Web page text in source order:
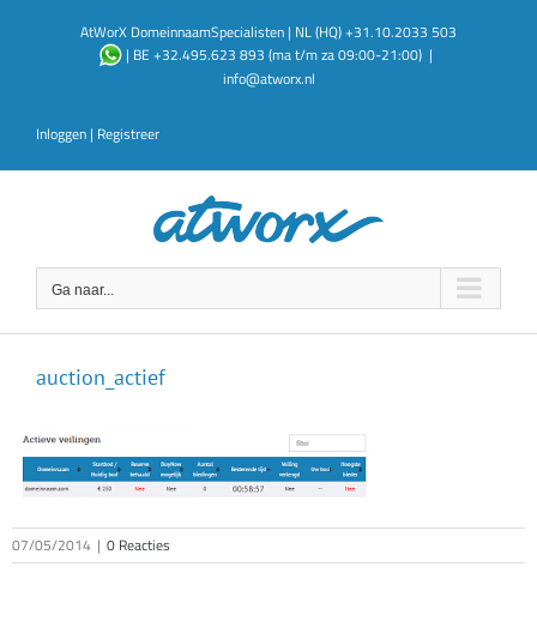
AtWorX DomeinnaamSpecialisten | NL (HQ) +31.10.2033 503
| BE +32.495.623 893 (ma t/m za 09:00-21:00) |
info@atworx.nl
Inloggen | Registreer
Ga naar...
auction_actief
07/05/2014 | 0 Reacties